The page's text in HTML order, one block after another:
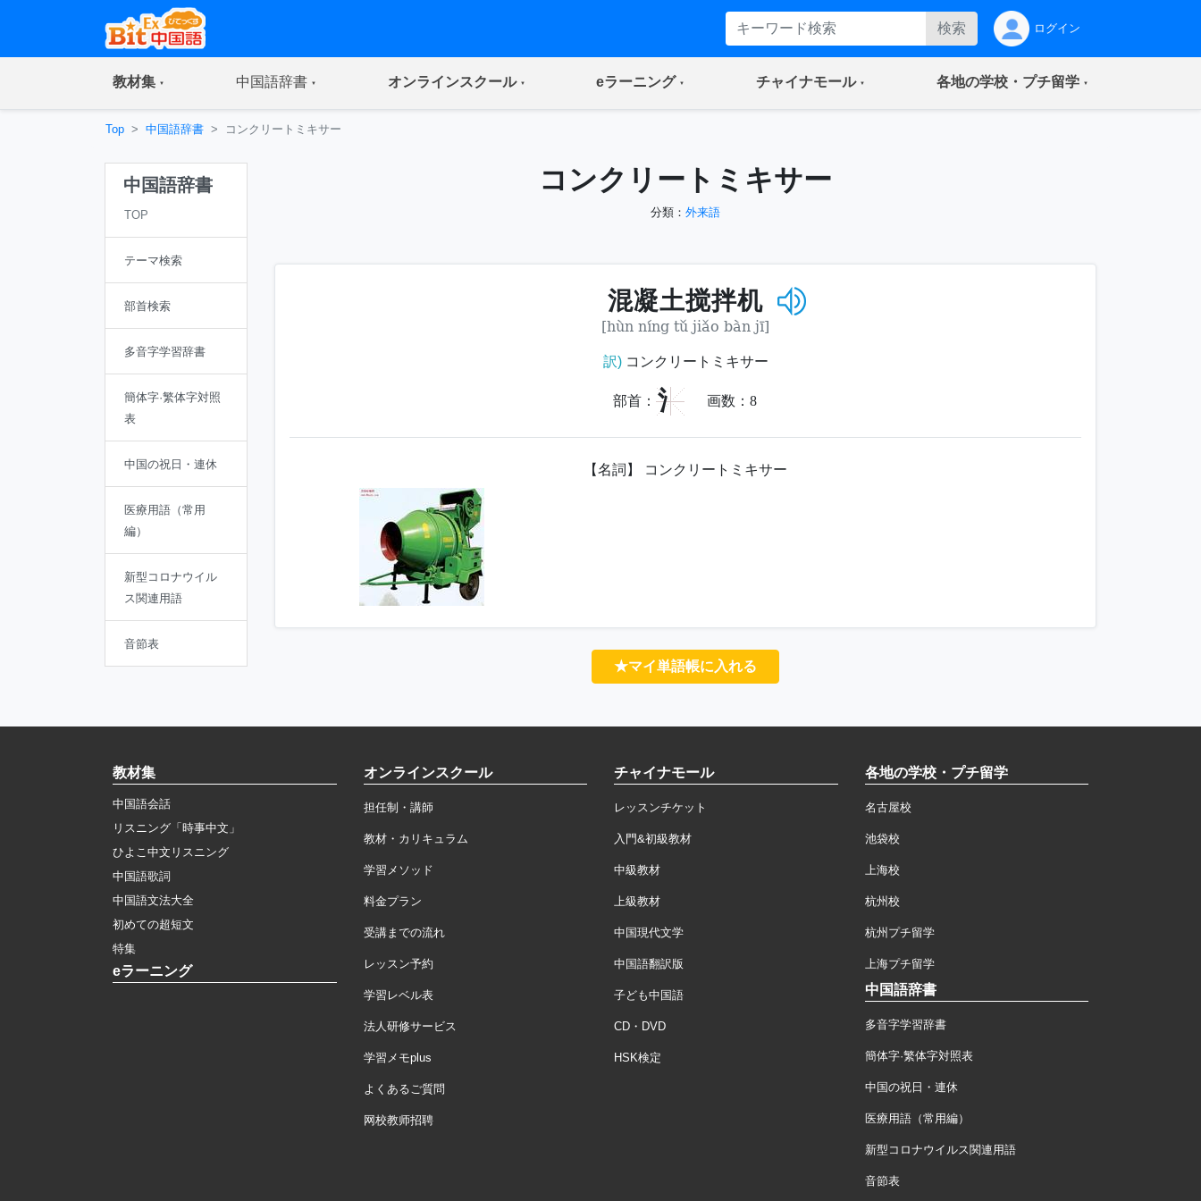
検索 ログイン
教材集(current) 中国語辞書(current) オンラインスクール(current) eラーニング(current) チャイナモール(current) 各地の学校・プチ留学(current)
Top 中国語辞書 コンクリートミキサー
中国語辞書
TOP
テーマ検索
部首検索
多音字学習辞書
簡体字·繁体字対照
表
中国の祝日・連休
医療用語（常用
編）
新型コロナウイル
ス関連用語
音節表
コンクリートミキサー
分類： 外来語
混凝土搅拌机
[hùn níng tǔ jiǎo bàn jī]
訳)コンクリートミキサー
部首： 氵 画数： 8
【名詞】 コンクリートミキサー
★マイ単語帳に入れる
教材集
中国語会話
リスニング「時事中文」
ひよこ中文リスニング
中国語歌詞
中国語文法大全
初めての超短文
特集
eラーニング
オンラインスクール
担任制・講師
教材・カリキュラム
学習メソッド
料金プラン
受講までの流れ
レッスン予約
学習レベル表
法人研修サービス
学習メモplus
よくあるご質問
网校教师招聘
チャイナモール
レッスンチケット
入門&初級教材
中級教材
上級教材
中国現代文学
中国語翻訳版
子ども中国語
CD・DVD
HSK検定
各地の学校・プチ留学
名古屋校
池袋校
上海校
杭州校
杭州プチ留学
上海プチ留学
中国語辞書
多音字学習辞書
簡体字·繁体字対照表
中国の祝日・連休
医療用語（常用編）
新型コロナウイルス関連用語
音節表